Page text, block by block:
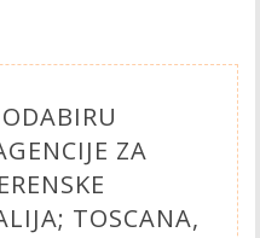
ZA
TOSCANA,